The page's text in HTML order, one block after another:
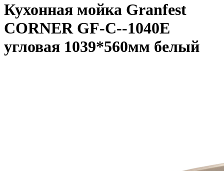
Кухонная мойка Granfest
CORNER GF-C--1040E
угловая 1039*560мм белый